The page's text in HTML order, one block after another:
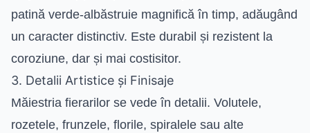
patină verde-albăstruie magnifică în timp, adăugând
un caracter distinctiv. Este durabil și rezistent la
coroziune, dar și mai costisitor.
3. Detalii Artistice și Finisaje
Măiestria fierarilor se vede în detalii. Volutele,
rozetele, frunzele, florile, spiralele sau alte